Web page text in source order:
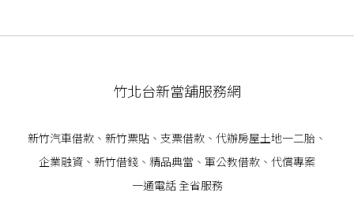
竹北台新當舖服務網
新竹汽車借款 、 新竹票貼 、支票借款、代辦房屋土地一二胎、
企業融資 、 新竹借錢 、精品典當、軍公教借款、代償專案
一通電話 全省服務